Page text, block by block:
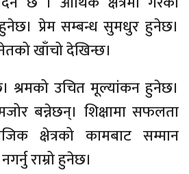
प्रेम सम्बन्ध सुमधुर हुनेछ।
खाँचो देखिन्छ।
श्रमको उचित मूल्यांकन हुनेछ।
बन्नेछन्। शिक्षामा सफलता
क्षेत्रको कामबाट सम्मान
राम्रो हुनेछ।